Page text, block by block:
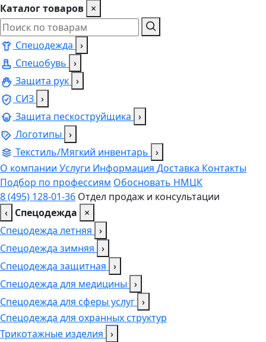
Каталог товаров ×
Спецодежда ›
Спецобувь ›
Защита рук ›
СИЗ ›
Защита пескоструйщика ›
Логотипы ›
Текстиль/Мягкий инвентарь ›
О компании Услуги Информация Доставка Контакты
Подбор по профессиям Обосновать НМЦК
8 (495) 128-01-36 Отдел продаж и консультации
‹ Спецодежда
×
Спецодежда летняя ›
Спецодежда зимняя ›
Спецодежда защитная ›
Спецодежда для медицины ›
Спецодежда для сферы услуг ›
Спецодежда для охранных структур
Трикотажные изделия ›